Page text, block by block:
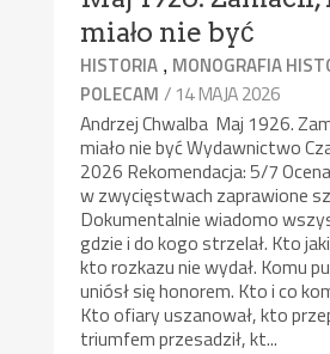
miało nie być
HISTORIA , MONOGRAFIA
POLECAM / 14 MAJA 2026
Andrzej Chwalba Maj 1926.
miało nie być Wydawnictwo
2026 Rekomendacja: 5/7
w zwycięstwach zaprawione
Dokumentalnie wiadomo
gdzie i do kogo strzelał. Kto
kto rozkazu nie wydał. Komu
uniósł się honorem. Kto i co
Kto ofiary uszanował, kto
triumfem przesadził, kt...